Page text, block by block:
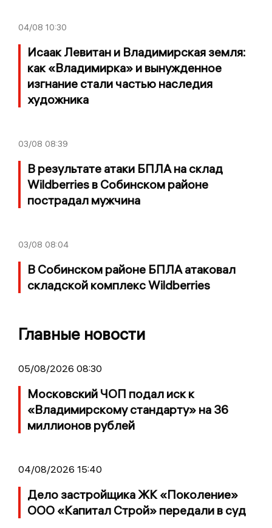
04/08 10:30
Исаак Левитан и Владимирская земля:
как «Владимирка» и вынужденное
изгнание стали частью наследия
художника
03/08 08:39
В результате атаки БПЛА на склад
Wildberries в Собинском районе
пострадал мужчина
03/08 08:04
В Собинском районе БПЛА атаковал
складской комплекс Wildberries
Главные новости
05/08/2026 08:30
Московский ЧОП подал иск к
«Владимирскому стандарту» на 36
миллионов рублей
04/08/2026 15:40
Дело застройщика ЖК «Поколение»
ООО «Капитал Строй» передали в суд